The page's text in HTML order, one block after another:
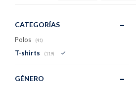
GÉNERO
CATEGORÍAS
Polos (41)
T-shirts (119)